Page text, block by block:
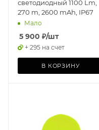
светодиодный 1100 Lm,
270 m, 2600 mAh, IP67
Мало
5 900 ₽/шт
+ 295 на счет
В КОРЗИНУ